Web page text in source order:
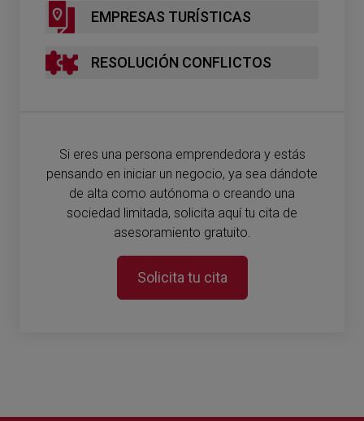
EMPRESAS TURÍSTICAS
RESOLUCIÓN CONFLICTOS
Si eres una persona emprendedora y estás
pensando en iniciar un negocio, ya sea dándote
de alta como autónoma o creando una
sociedad limitada, solicita aquí tu cita de
asesoramiento gratuito.
Solicita tu cita